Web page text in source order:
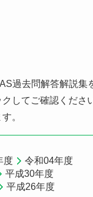
過去問解答解説集
してご確認くださ
。
度
令和04年度
平成30年度
平成26年度